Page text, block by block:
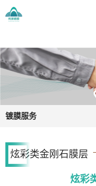
镀膜服务
炫彩类金刚石膜层
炫彩